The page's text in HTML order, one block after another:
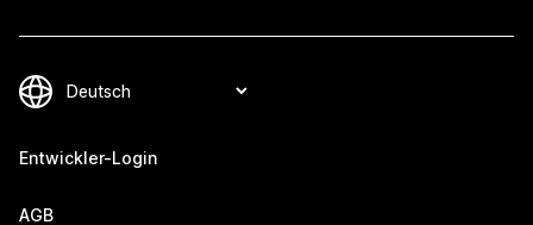
Entwickler-Login
AGB